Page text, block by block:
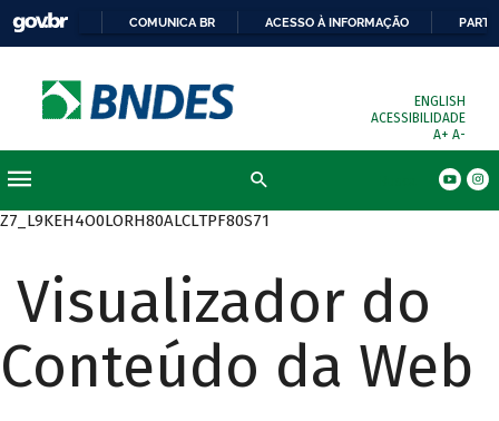
COMUNICA BR ACESSO À INFORMAÇÃO
ENGLISH
ACESSIBILIDADE
A+ A-
Z7_L9KEH4O0LORH80ALCLTPF80S71
Visualizador do
Conteúdo da Web